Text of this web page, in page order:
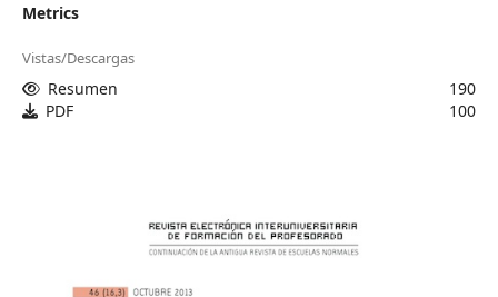
Metrics
Vistas/Descargas
Resumen
190
PDF
100